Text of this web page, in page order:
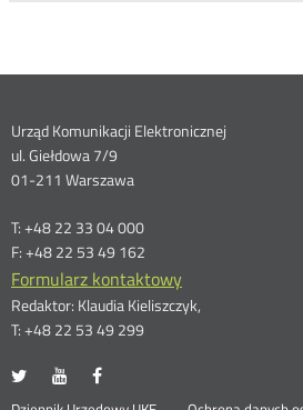
Dane
kontaktowe
Urząd Komunikacji Elektronicznej
ul. Giełdowa 7/9
01-211 Warszawa
T: +48 22 33 04 000
F: +48 22 53 49 162
Formularz kontaktowy
Redaktor: Klaudia Kieliszczyk,
T: +48 22 53 49 299
UKE
OtwórzUKE
Otwórz